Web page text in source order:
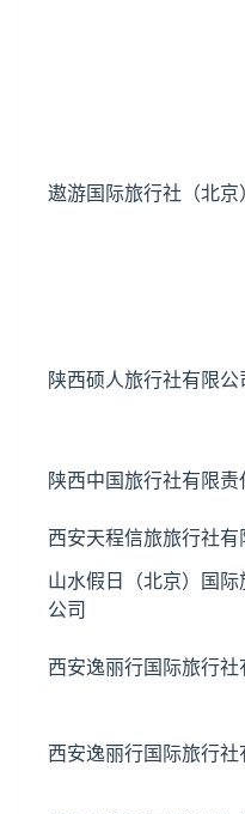
遨游国际旅行社（北京
陕西硕人旅行社有限公
陕西中国旅行社有限
西安天程信旅旅行社有
山水假日（北京）国
公司
西安逸丽行国际旅行社
西安逸丽行国际旅行社